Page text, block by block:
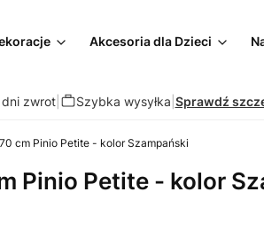
Akcesoria dla Dzieci
zwrot| Szybka wysyłka Sprawdź
cm Pinio Petite - kolor Szampański
Pinio Petite - kolor